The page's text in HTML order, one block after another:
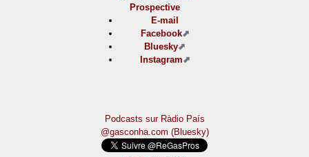
Prospective
E-mail
Facebook
Bluesky
Instagram
Podcasts sur Ràdio País
@gasconha.com (Bluesky)